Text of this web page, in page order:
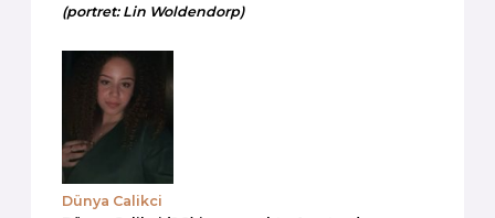
(portret: Lin Woldendorp)
Dünya Calikci